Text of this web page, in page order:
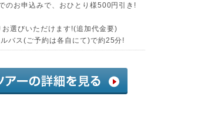
のお申込みで、おひとり様500円引き!
選びいただけます!(追加代金要)
バス(ご予約は各自にて)で約25分!